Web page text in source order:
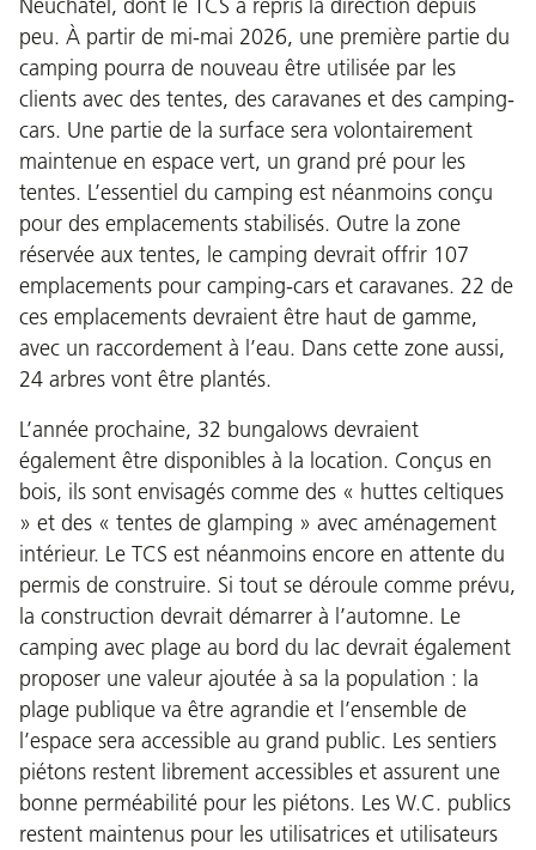
Neuchâtel, dont le TCS a repris la direction depuis
peu. À partir de mi-mai 2026, une première partie du
camping pourra de nouveau être utilisée par les
clients avec des tentes, des caravanes et des camping-
cars. Une partie de la surface sera volontairement
maintenue en espace vert, un grand pré pour les
tentes. L’essentiel du camping est néanmoins conçu
pour des emplacements stabilisés. Outre la zone
réservée aux tentes, le camping devrait offrir 107
emplacements pour camping-cars et caravanes. 22 de
ces emplacements devraient être haut de gamme,
avec un raccordement à l’eau. Dans cette zone aussi,
24 arbres vont être plantés.
L’année prochaine, 32 bungalows devraient
également être disponibles à la location. Conçus en
bois, ils sont envisagés comme des « huttes celtiques
» et des « tentes de glamping » avec aménagement
intérieur. Le TCS est néanmoins encore en attente du
permis de construire. Si tout se déroule comme prévu,
la construction devrait démarrer à l’automne. Le
camping avec plage au bord du lac devrait également
proposer une valeur ajoutée à sa la population : la
plage publique va être agrandie et l’ensemble de
l’espace sera accessible au grand public. Les sentiers
piétons restent librement accessibles et assurent une
bonne perméabilité pour les piétons. Les W.C. publics
restent maintenus pour les utilisatrices et utilisateurs